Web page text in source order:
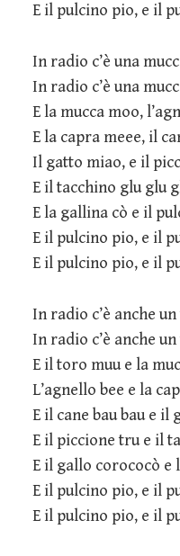
E il pulcino pio, e il
In radio c’è una
In radio c’è una
E la mucca moo,
E la capra meee, il
Il gatto miao, e il
E il tacchino glu glu
E la gallina cò e il
E il pulcino pio, e il
E il pulcino pio, e il
In radio c’è anche
In radio c’è anche
E il toro muu e la
L’agnello bee e la
E il cane bau bau e il
E il piccione tru e il
E il gallo corococò e
E il pulcino pio, e il
E il pulcino pio, e il